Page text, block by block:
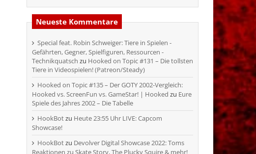
Neueste Kommentare
Special feat. Robin Schweiger: Tiere in Spielen -
Gefährten, Gegner, Spielfiguren, Ressourcen -
Technikquatsch zu Hooked on Topic #131 – Die tollsten
Tiere in Videospielen! (Patreon/Steady)
Hooked on Topic #135 – Der GOTY 2002-Vergleich:
Hooked vs. ScreenFun vs. GameStar! | Hooked zu Eure
Spiele des Jahres 2002 – Die Tabelle
HookBotzu Heute 23:55 Uhr LIVE: Capcom
Showcase!
HookBotzu Devolver Digital Showcase 2022: Toms
Reaktionen zu Skate Story, The Plucky Squire & mehr!